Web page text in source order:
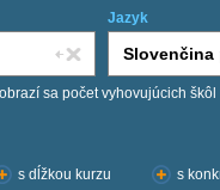
Jazyk
sa počet vyhovujúcich škôl
s dĺžkou kurzu s